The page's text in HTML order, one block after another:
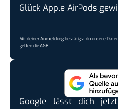
Glück Apple AirPods
Mit deiner Anmeldung bestätigst du unsere
gelten dieAGB.
Google lässt dich